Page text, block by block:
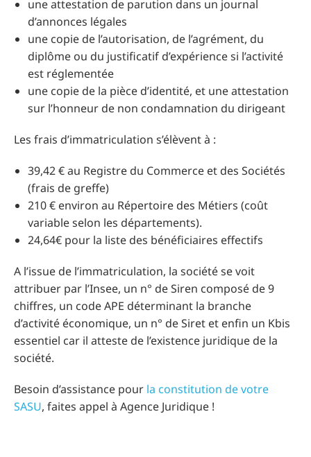
une attestation de parution dans un journal
d’annonces légales
une copie de l’autorisation, de l’agrément, du
diplôme ou du justificatif d’expérience si l’activité
est réglementée
une copie de la pièce d’identité, et une attestation
sur l’honneur de non condamnation du dirigeant
Les frais d’immatriculation s’élèvent à :
39,42 € au Registre du Commerce et des Sociétés
(frais de greffe)
210 € environ au Répertoire des Métiers (coût
variable selon les départements).
24,64€ pour la liste des bénéficiaires effectifs
A l’issue de l’immatriculation, la société se voit
attribuer par l’Insee, un n° de Siren composé de 9
chiffres, un code APE déterminant la branche
d’activité économique, un n° de Siret et enfin un Kbis
essentiel car il atteste de l’existence juridique de la
société.
Besoin d’assistance pour la constitution de votre
SASU, faites appel à Agence Juridique !